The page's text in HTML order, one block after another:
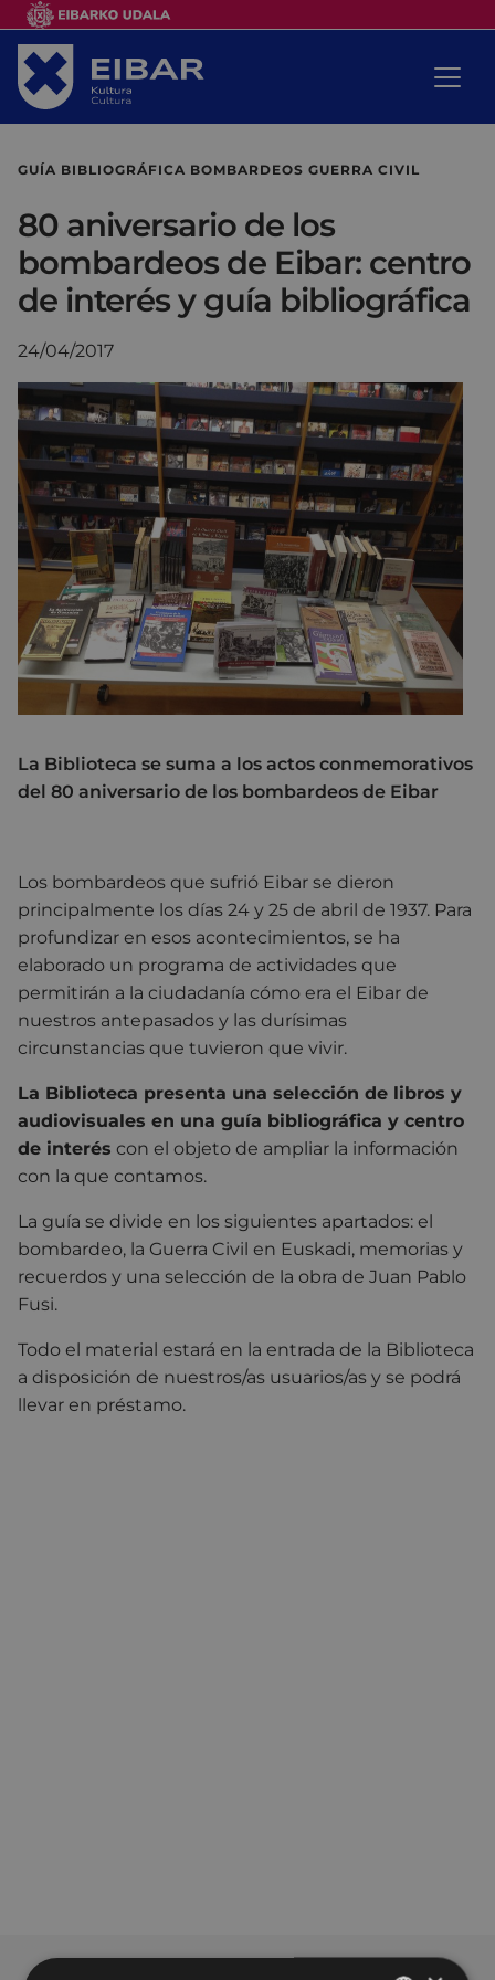
GUÍA BIBLIOGRÁFICA BOMBARDEOS GUERRA CIVIL
80 aniversario de los
bombardeos de Eibar: centro
de interés y guía bibliográfica
24/04/2017
La Biblioteca se suma a los actos conmemorativos
del 80 aniversario de los bombardeos de Eibar
Los bombardeos que sufrió Eibar se dieron
principalmente los días 24 y 25 de abril de 1937. Para
profundizar en esos acontecimientos, se ha
elaborado un programa de actividades que
permitirán a la ciudadanía cómo era el Eibar de
nuestros antepasados y las durísimas
circunstancias que tuvieron que vivir.
La Biblioteca presenta una selección de libros y
audiovisuales en una guía bibliográfica y centro
de interés con el objeto de ampliar la información
con la que contamos.
La guía se divide en los siguientes apartados: el
bombardeo, la Guerra Civil en Euskadi, memorias y
recuerdos y una selección de la obra de Juan Pablo
Fusi.
Todo el material estará en la entrada de la Biblioteca
a disposición de nuestros/as usuarios/as y se podrá
llevar en préstamo.